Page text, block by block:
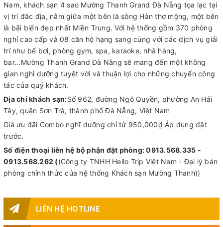
Nam, khách sạn 4 sao Mường Thanh Grand Đà Nẵng tọa lạc tại
vị trí đắc địa, nằm giữa một bên là sông Hàn thơ mộng, một bên
là bãi biển đẹp nhất Miền Trung. Với hệ thống gồm 370 phòng
nghỉ cao cấp và 08 căn hộ hạng sang cùng với các dịch vụ giải
trí như bể bơi, phòng gym, spa, karaoke, nhà hàng,
bar...Mường Thanh Grand Đà Nẵng sẽ mang đến một không
gian nghỉ dưỡng tuyệt vời và thuận lợi cho những chuyến công
tác của quý khách.
Địa chỉ khách sạn:Số 962, đường Ngô Quyền, phường An Hải
Tây, quận Sơn Trà, thành phố Đà Nẵng, Việt Nam
Giá ưu đãi Combo nghĩ dưỡng chỉ tử 950,000₫ Áp dụng đặt
trước.
Số điện thoại liên hệ bộ phận đặt phòng: 0913.568.335 -
0913.568.262 ((Công ty TNHH Hello Trip Việt Nam - Đại lý bán
phòng chính thức của hệ thống Khách sạn Mường Thanh))
LIÊN HỆ HOTLINE